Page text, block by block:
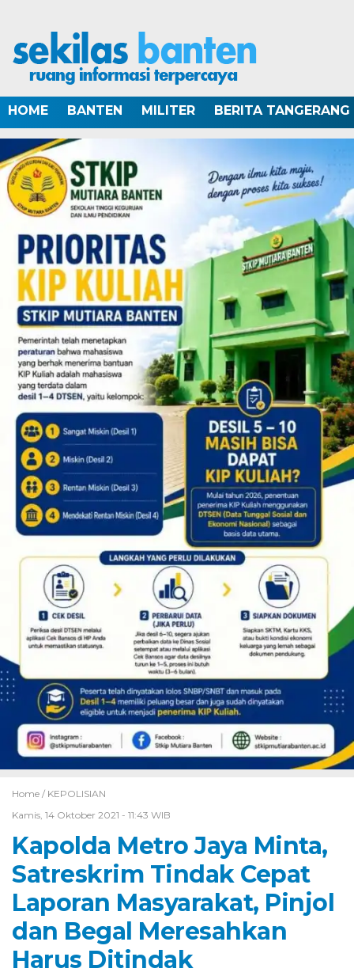
HOME BANTEN MILITER BERITA TANGERANG
Home / KEPOLISIAN
Kamis, 14 Oktober 2021 - 11:43 WIB
Kapolda Metro Jaya Minta,
Satreskrim Tindak Cepat
Laporan Masyarakat, Pinjol
dan Begal Meresahkan
Harus Ditindak